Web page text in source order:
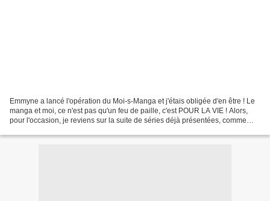
Emmyne a lancé l'opération du Moi-s-Manga et j'étais obligée d'en être ! Le
manga et moi, ce n'est pas qu'un feu de paille, c'est POUR LA VIE ! Alors,
pour l'occasion, je reviens sur la suite de séries déjà présentées, comme